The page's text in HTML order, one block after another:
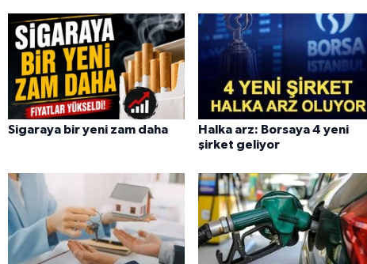
Sigaraya bir yeni zam daha
Halka arz: Borsaya 4 yeni
şirket geliyor